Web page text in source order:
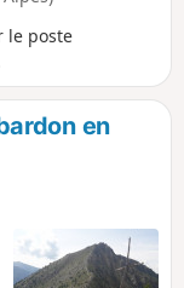
le poste
en